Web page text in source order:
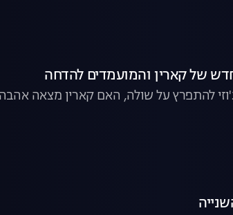
להתפרץ על שולה, האם קארין מצאה